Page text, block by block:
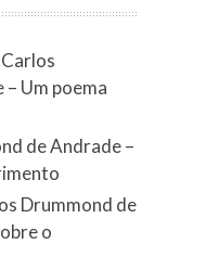
Carlos
Um poema
de Andrade –
Drummond de
o